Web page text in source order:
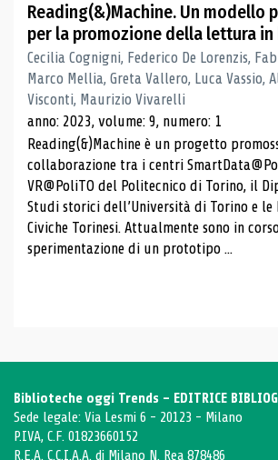
Reading(&)Machine. Un modello
per la promozione della lettura
Cecilia Cognigni, Federico De Lorenzis,
Marco Mellia, Greta Vallero, Luca Vassio,
Visconti, Maurizio Vivarelli
anno: 2023, volume: 9, numero: 1
Reading(&)Machine è un progetto
collaborazione tra i centri
VR@PoliTO del Politecnico di Torino, il
Studi storici dell’Università di Torino e le
Civiche Torinesi. Attualmente sono in
sperimentazione di un prototipo ...
Biblioteche oggi Trends - EDITRICE
Sede legale: Via Lesmi 6 - 20123 - Milano
P.IVA, C.F. 01823660152
R.E.A. C.C.I.A.A. di Milano N. Rea 878486